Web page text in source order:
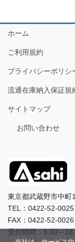
ホーム
ご利用規約
プライバシーポリシ
流通在庫納入保証規
サイトマップ
お問い合わせ
東京都武蔵野市中町
TEL：0422-52-0025
FAX：0422-52-0026
受付時間：9:00～18